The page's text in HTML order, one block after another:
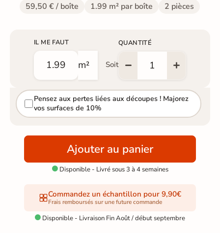
59,50 € / boîte 1.99 m² par boîte 2 pièces
IL ME FAUT
m² Soit
QUANTITÉ
Pensez aux pertes liées aux découpes ! Majorez
vos surfaces de 10%
Ajouter au panier
Disponible - Livré sous 3 à 4 semaines
Commandez un échantillon pour 9,90€
Frais remboursés sur une future commande
 Disponible - Livraison Fin Août / début septembre